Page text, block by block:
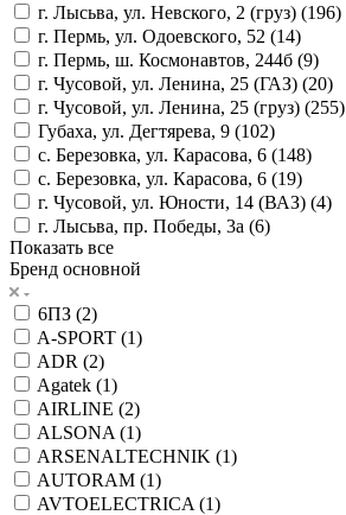
г. Лысьва, ул. Невского, 2 (груз) (196)
г. Пермь, ул. Одоевского, 52 (14)
г. Пермь, ш. Космонавтов, 244б (9)
г. Чусовой, ул. Ленина, 25 (ГАЗ) (20)
г. Чусовой, ул. Ленина, 25 (груз) (255)
Губаха, ул. Дегтярева, 9 (102)
с. Березовка, ул. Карасова, 6 (148)
с. Березовка, ул. Карасова, 6 (19)
г. Чусовой, ул. Юности, 14 (ВАЗ) (4)
г. Лысьва, пр. Победы, 3а (6)
Показать все
Бренд основной
6ПЗ (2)
A-SPORT (1)
ADR (2)
Agatek (1)
AIRLINE (2)
ALSONA (1)
ARSENALTECHNIK (1)
AUTORAM (1)
AVTOELECTRICA (1)